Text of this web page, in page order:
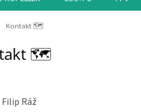
Kontakt 🗺️
🗺️
Filip Ráž